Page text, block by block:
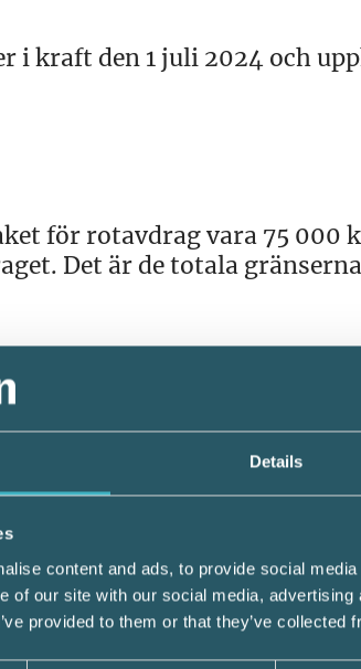
Details
content and ads, to provide social
of our site with our social media,
provided to them or that they’ve collected
i kraft den 1 juli 2024 och
för rotavdrag vara 75 000
Det är de totala
000 kronor användas för
Fram till och med
taket för rotavdrag och två
som har
och hushållsarbete som har
beskattningsåret 2024.